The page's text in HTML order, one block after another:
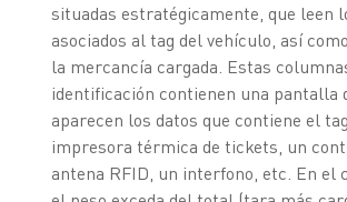
situadas estratégicamente, que leen
asociados al tag del vehículo, así
la mercancía cargada. Estas
identificación contienen una pantalla
aparecen los datos que contiene el
impresora térmica de tickets, un
antena RFID, un interfono, etc. En el